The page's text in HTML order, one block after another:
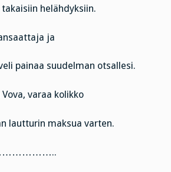
helähdyksiin.
ja
painaa suudelman otsallesi.
varaa kolikko
lautturin maksua varten.